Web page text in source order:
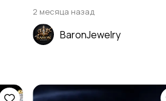
2 месяца назад
BaronJewelry